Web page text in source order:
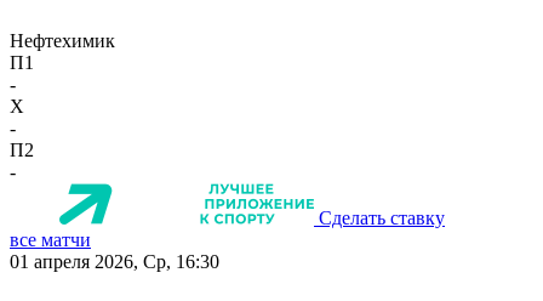
Нефтехимик
П1
-
X
-
П2
-
Сделать ставку
все матчи
01 апреля 2026, Ср, 16:30